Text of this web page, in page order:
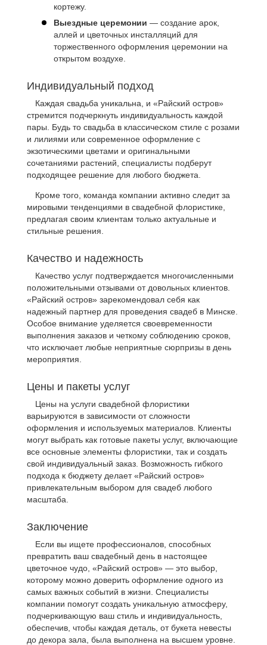
кортежу.
Выездные церемонии — создание арок,
аллей и цветочных инсталляций для
торжественного оформления церемонии на
открытом воздухе.
Индивидуальный подход
Каждая свадьба уникальна, и «Райский остров»
стремится подчеркнуть индивидуальность каждой
пары. Будь то свадьба в классическом стиле с розами
и лилиями или современное оформление с
экзотическими цветами и оригинальными
сочетаниями растений, специалисты подберут
подходящее решение для любого бюджета.
Кроме того, команда компании активно следит за
мировыми тенденциями в свадебной флористике,
предлагая своим клиентам только актуальные и
стильные решения.
Качество и надежность
Качество услуг подтверждается многочисленными
положительными отзывами от довольных клиентов.
«Райский остров» зарекомендовал себя как
надежный партнер для проведения свадеб в Минске.
Особое внимание уделяется своевременности
выполнения заказов и четкому соблюдению сроков,
что исключает любые неприятные сюрпризы в день
мероприятия.
Цены и пакеты услуг
Цены на услуги свадебной флористики
варьируются в зависимости от сложности
оформления и используемых материалов. Клиенты
могут выбрать как готовые пакеты услуг, включающие
все основные элементы флористики, так и создать
свой индивидуальный заказ. Возможность гибкого
подхода к бюджету делает «Райский остров»
привлекательным выбором для свадеб любого
масштаба.
Заключение
Если вы ищете профессионалов, способных
превратить ваш свадебный день в настоящее
цветочное чудо, «Райский остров» — это выбор,
которому можно доверить оформление одного из
самых важных событий в жизни. Специалисты
компании помогут создать уникальную атмосферу,
подчеркивающую ваш стиль и индивидуальность,
обеспечив, чтобы каждая деталь, от букета невесты
до декора зала, была выполнена на высшем уровне.